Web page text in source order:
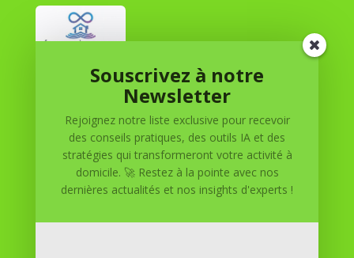
Réussite à Domicile
Réussite à Domicile est votre partenaire de confiance
pour atteindre vos objectifs depuis le confort de votre
maison. Nous offrons des solutions personnalisées pour
vous aider à réussir.
Souscrivez à notre
Newsletter
Rejoignez notre liste exclusive pour recevoir
des conseils pratiques, des outils IA et des
stratégies qui transformeront votre activité à
domicile. 🚀 Restez à la pointe avec nos
dernières actualités et nos insights d'experts !